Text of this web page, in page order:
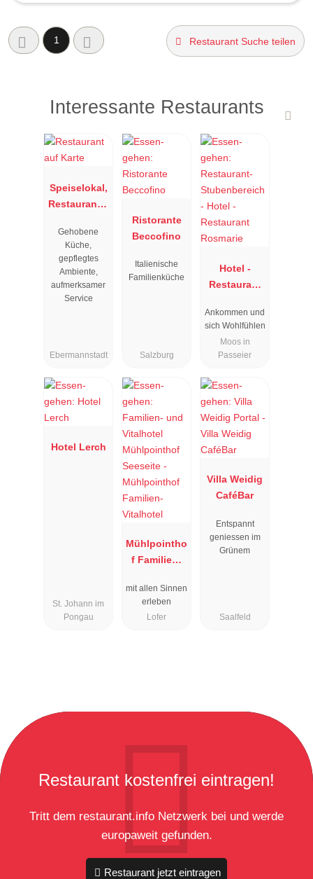
1 Restaurant Suche teilen
Interessante Restaurants
Speiselokal,
Restaurant "
"
Gehobene
Küche,
gepflegtes
Ambiente,
aufmerksamer
Service
Ebermannstadt
Ristorante
Beccofino
Italienische
Familienküche
Salzburg
Hotel -
Restaurant
Ankommen und
sich Wohlfühlen
Moos in
Passeier
Hotel Lerch
St. Johann im
Pongau
Mühlpointho
f Familien-
mit allen Sinnen
erleben
Lofer
Villa Weidig
CaféBar
Entspannt
geniessen im
Grünem
Saalfeld
Restaurant kostenfrei eintragen!
Tritt dem restaurant.info Netzwerk bei und werde
europaweit gefunden.
Restaurant jetzt eintragen